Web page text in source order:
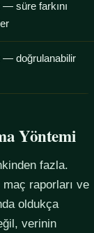
— süre farkını
— doğrulanabilir
Yöntemi
fazla.
raporları ve
oldukça
verinin